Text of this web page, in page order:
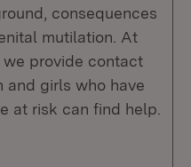
consequences
mutilation. At
provide contact
and girls who have
at risk can find help.